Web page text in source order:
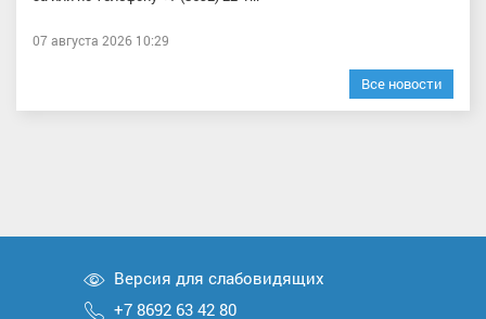
07 августа 2026 10:29
Все новости
Версия для слабовидящих
+7 8692 63 42 80